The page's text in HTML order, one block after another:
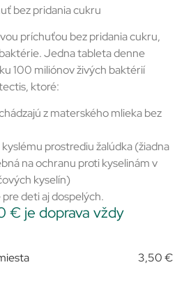
bez pridania cukru
príchuťou bez pridania cukru,
Jedna tableta denne
100 miliónov živých baktérií
ktoré:
z materského mlieka bez
prostrediu žalúdka (žiadna
na ochranu proti kyselinám v
kyselín)
deti aj dospelých.
€ je doprava vždy
3,50 €